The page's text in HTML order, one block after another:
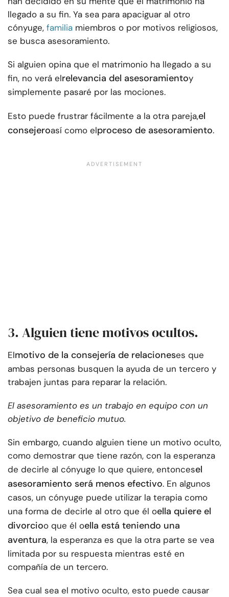
llegado a su fin. Ya sea para apaciguar al otro
cónyuge, familia miembros o por motivos religiosos,
se busca asesoramiento.
Si alguien opina que el matrimonio ha llegado a su
fin, no verá elrelevancia del asesoramientoy
simplemente pasaré por las mociones.
Esto puede frustrar fácilmente a la otra pareja,el
consejeroasí como elproceso de asesoramiento.
3. Alguien tiene motivos ocultos.
Elmotivo de la consejería de relacioneses que
ambas personas busquen la ayuda de un tercero y
trabajen juntas para reparar la relación.
El asesoramiento es un trabajo en equipo con un
objetivo de beneficio mutuo.
Sin embargo, cuando alguien tiene un motivo oculto,
como demostrar que tiene razón, con la esperanza
de decirle al cónyuge lo que quiere, entoncesel
asesoramiento será menos efectivo. En algunos
casos, un cónyuge puede utilizar la terapia como
una forma de decirle al otro que él oella quiere el
divorcioo que él oella está teniendo una
aventura, la esperanza es que la otra parte se vea
limitada por su respuesta mientras esté en
compañía de un tercero.
Sea cual sea el motivo oculto, esto puede causar